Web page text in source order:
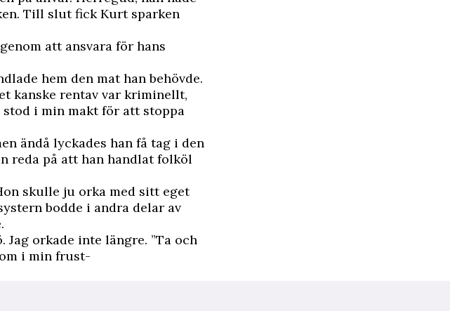
Till slut fick Kurt sparken
att ansvara för hans
hem den mat han behövde.
kanske rentav var kriminellt,
i min makt för att stoppa
ändå lyckades han få tag i den
reda på att han handlat folköl
skulle ju orka med sitt eget
bodde i andra delar av
orkade inte längre. ”Ta och
i min frust-